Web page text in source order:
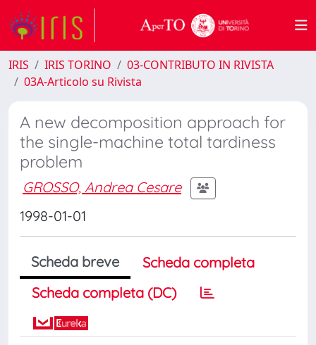
IRIS IRIS TORINO
03-CONTRIBUTO IN RIVISTA
03A-Articolo su Rivista
A new decomposition approach for
the single-machine total tardiness
problem
GROSSO, Andrea Cesare
1998-01-01
Scheda breve
Scheda completa
Scheda completa (DC)